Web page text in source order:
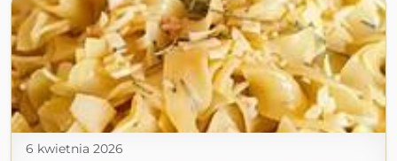
6 kwietnia 2026